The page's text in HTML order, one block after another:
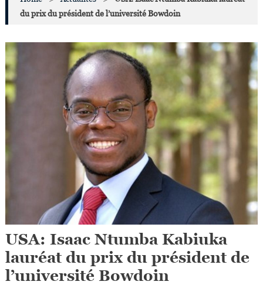
du prix du président de l’université Bowdoin
USA: Isaac Ntumba Kabiuka
lauréat du prix du président de
l’université Bowdoin